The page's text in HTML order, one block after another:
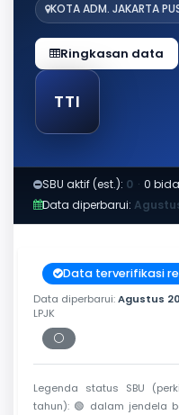
KOTA ADM. JAKARTA
Ringkasan data
TTI
SBU aktif (est.): 0 · 0
Data diperbarui:
Data terverifikasi
Data diperbarui:Agustus
LPJK
⚪
Periksa tanggal cetak
Legenda status SBU
tahun): 🟢 dalam jendela